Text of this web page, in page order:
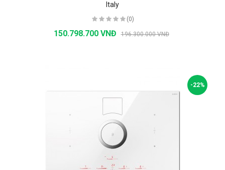
Italy
(0)
150.798.700 VNĐ 196.300.000 VNĐ
-22%